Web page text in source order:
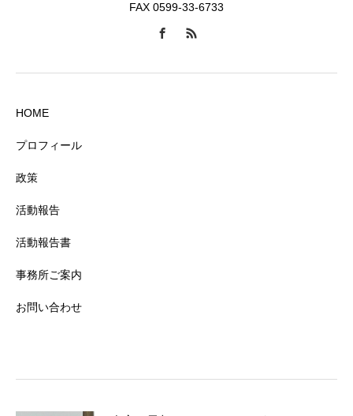
FAX 0599-33-6733
HOME
プロフィール
政策
活動報告
活動報告書
事務所ご案内
お問い合わせ